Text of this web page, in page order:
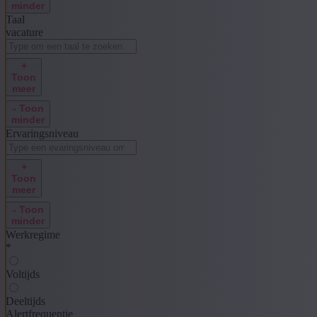
minder
Taal
vacature
+
Toon
meer
- Toon
minder
Ervaringsniveau
+
Toon
meer
- Toon
minder
Werkregime
*
Voltijds
Deeltijds
Alertfrequentie